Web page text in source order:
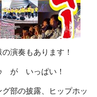
演奏もあります！
が いっぱい！
部の披露、ヒップホッ